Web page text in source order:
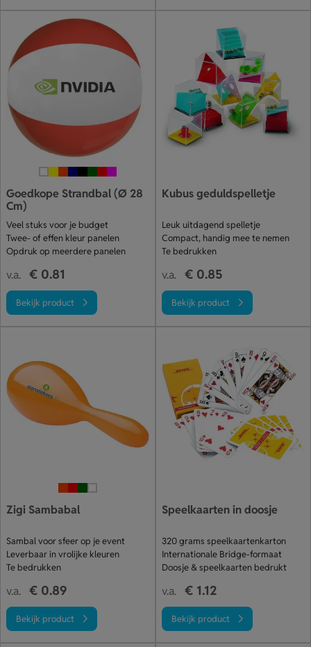
Goedkope Strandbal (Ø 28
Cm)
Veel stuks voor je budget
Twee- of effen kleur panelen
Opdruk op meerdere panelen
v.a. € 0.81
Bekijk product
Kubus geduldspelletje
Leuk uitdagend spelletje
Compact, handig mee te nemen
Te bedrukken
v.a. € 0.85
Bekijk product
Zigi Sambabal
Sambal voor sfeer op je event
Leverbaar in vrolijke kleuren
Te bedrukken
v.a. € 0.89
Bekijk product
Speelkaarten in doosje
320 grams speelkaartenkarton
Internationale Bridge-formaat
Doosje & speelkaarten bedrukt
v.a. € 1.12
Bekijk product